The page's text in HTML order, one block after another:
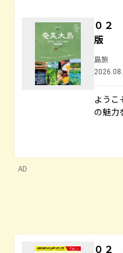
０２
版
島旅
よう
の魅力
AD
０２